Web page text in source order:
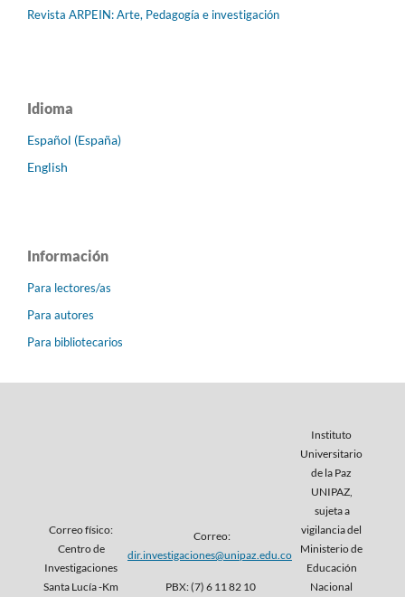
Revista ARPEIN: Arte, Pedagogía e investigación
Idioma
Español (España)
English
Información
Para lectores/as
Para autores
Para bibliotecarios
Correo físico:
Centro de
Investigaciones
Santa Lucía -Km
Correo:
dir.investigaciones@unipaz.edu.co
PBX: (7) 6 11 82 10
Instituto
Universitario
de la Paz
UNIPAZ,
sujeta a
vigilancia del
Ministerio de
Educación
Nacional